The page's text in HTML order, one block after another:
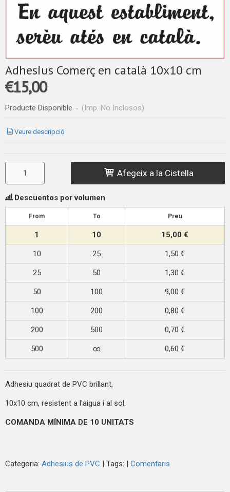
Adhesius Comerç en català 10x10 cm
€15,00
Producte Disponible - (Imp. No Inclosos)
Veure descripció
Afegeix a la Cistella
Descuentos por volumen
From To Preu
1 10 15,00 €
10 25 1,50 €
25 50 1,30 €
50 100 9,00 €
100 200 0,80 €
200 500 0,70 €
500 ∞ 0,60 €
Adhesiu quadrat de PVC brillant,
10x10 cm, resistent a l'aigua i al sol.
COMANDA MÍNIMA DE 10 UNITATS
Categoria: Adhesius de PVC | Tags: | Comentaris